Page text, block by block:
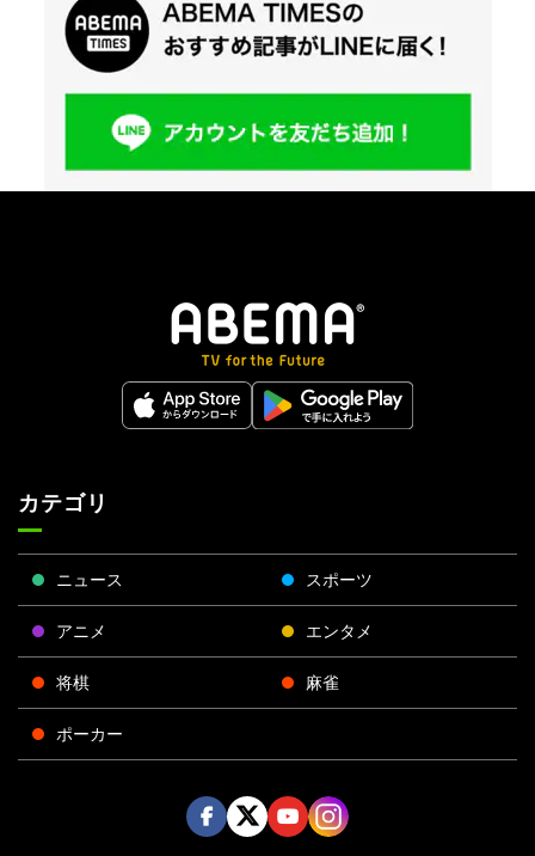
カテゴリ
ニュース スポーツ
アニメ エンタメ
将棋 麻雀
ポーカー